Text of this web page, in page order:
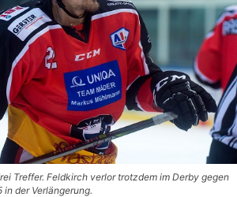
Treffer. Feldkirch verlor trotzdem im Derby gegen
der Verlängerung.